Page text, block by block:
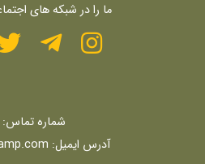
ما را در شبکه های
شماره تماس:
آدرس ایمیل: